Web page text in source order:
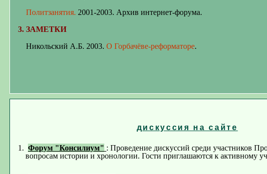
Политзанятия. 2001-2003. Архив интернет-форума.
3. ЗАМЕТКИ
Никольский А.Б. 2003. О Горбачёве-реформаторе.
дискуссия на сайте
1. Форум "Консилиум" : Проведение дискуссий среди участников
вопросам истории и хронологии. Гости приглашаются к активному